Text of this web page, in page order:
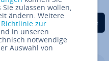
teilen
Auf Twitter teilen
Auf LinkedIn
Sie zulassen wollen,
ändern. Weitere
Richtlinie zur
in unseren
notwendige
Auswahl von